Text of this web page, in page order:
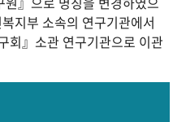
행정박물 영상 기록물
지부 소속의 연구기관에서
회』소관 연구기관으로 이관